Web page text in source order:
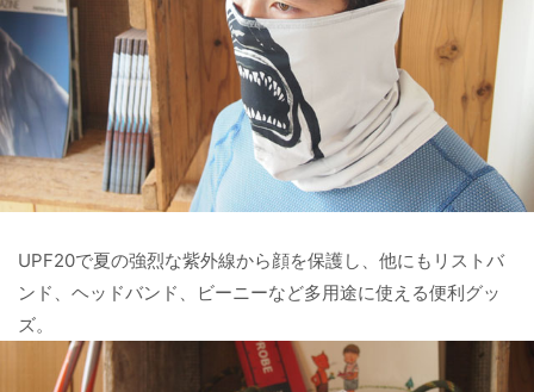
UPF20で夏の強烈な紫外線から顔を保護し、他にもリストバ
ンド、ヘッドバンド、ビーニーなど多用途に使える便利グッ
ズ。